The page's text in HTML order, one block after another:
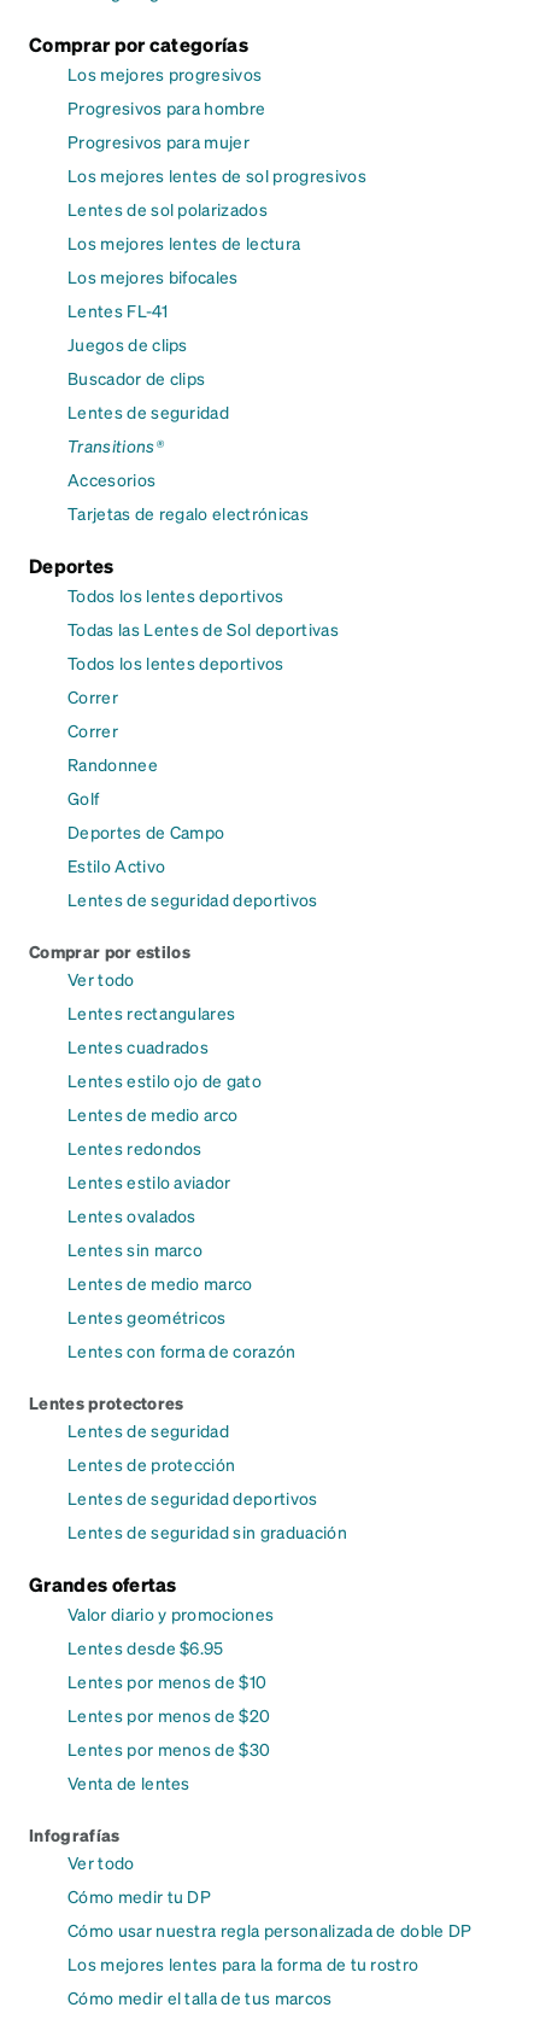
Comprar por categorías
Los mejores progresivos
Progresivos para hombre
Progresivos para mujer
Los mejores lentes de sol progresivos
Lentes de sol polarizados
Los mejores lentes de lectura
Los mejores bifocales
Lentes FL-41
Juegos de clips
Buscador de clips
Lentes de seguridad
Transitions®
Accesorios
Tarjetas de regalo electrónicas
Deportes
Todos los lentes deportivos
Todas las Lentes de Sol deportivas
Todos los lentes deportivos
Correr
Correr
Randonnee
Golf
Deportes de Campo
Estilo Activo
Lentes de seguridad deportivos
Comprar por estilos
Ver todo
Lentes rectangulares
Lentes cuadrados
Lentes estilo ojo de gato
Lentes de medio arco
Lentes redondos
Lentes estilo aviador
Lentes ovalados
Lentes sin marco
Lentes de medio marco
Lentes geométricos
Lentes con forma de corazón
Lentes protectores
Lentes de seguridad
Lentes de protección
Lentes de seguridad deportivos
Lentes de seguridad sin graduación
Grandes ofertas
Valor diario y promociones
Lentes desde $6.95
Lentes por menos de $10
Lentes por menos de $20
Lentes por menos de $30
Venta de lentes
Infografías
Ver todo
Cómo medir tu DP
Cómo usar nuestra regla personalizada de doble DP
Los mejores lentes para la forma de tu rostro
Cómo medir el talla de tus marcos